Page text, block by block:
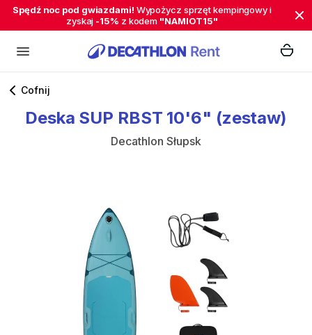
Spędź noc pod gwiazdami! Wypożycz sprzęt kempingowy i
zyskaj -15% z kodem "NAMIOT15"
Cofnij
Deska SUP RBST 10'6" (zestaw)
Decathlon Słupsk